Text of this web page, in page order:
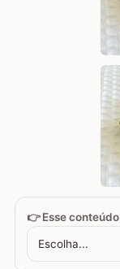
👉 Esse
Escolha...